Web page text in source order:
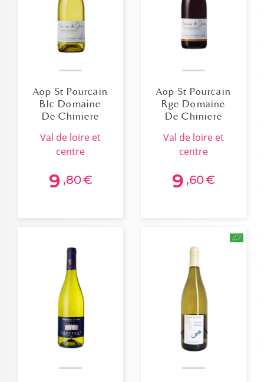
Aop St Pourcain
Blc Domaine
De Chiniere
val de loire et
centre
9 ,80€
Aop St Pourcain
Rge Domaine
De Chiniere
val de loire et
centre
9 ,60€